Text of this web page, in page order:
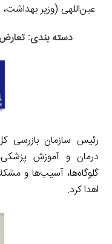
عین‌اللهی (وزیر بهداشت،
دسته بندی:
رئیس سازمان بازرسی
درمان و آموزش
گلوگاه‌ها، آسیب‌ها و
اهدا کرد.